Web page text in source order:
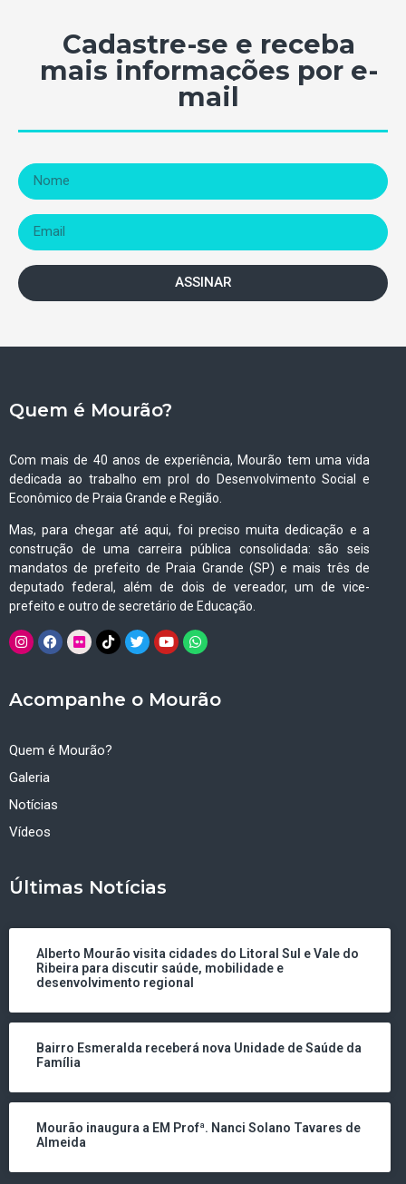
Cadastre-se e receba
mais informações por e-
mail
ASSINAR
Quem é Mourão?
Com mais de 40 anos de experiência, Mourão tem uma vida
dedicada ao trabalho em prol do Desenvolvimento Social e
Econômico de Praia Grande e Região.
Mas, para chegar até aqui, foi preciso muita dedicação e a
construção de uma carreira pública consolidada: são seis
mandatos de prefeito de Praia Grande (SP) e mais três de
deputado federal, além de dois de vereador, um de vice-
prefeito e outro de secretário de Educação.
Acompanhe o Mourão
Quem é Mourão?
Galeria
Notícias
Vídeos
Últimas Notícias
Alberto Mourão visita cidades do Litoral Sul e Vale do
Ribeira para discutir saúde, mobilidade e
desenvolvimento regional
Bairro Esmeralda receberá nova Unidade de Saúde da
Família
Mourão inaugura a EM Profª. Nanci Solano Tavares de
Almeida